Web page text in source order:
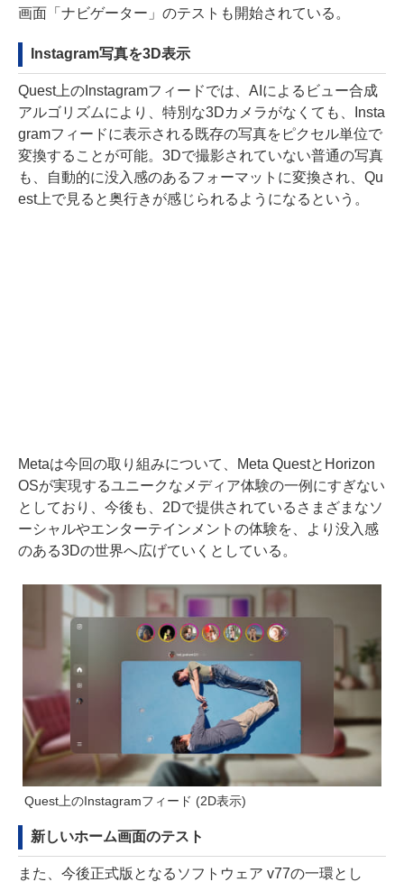
画面「ナビゲーター」のテストも開始されている。
Instagram写真を3D表示
Quest上のInstagramフィードでは、AIによるビュー合成
アルゴリズムにより、特別な3Dカメラがなくても、Insta
gramフィードに表示される既存の写真をピクセル単位で
変換することが可能。3Dで撮影されていない普通の写真
も、自動的に没入感のあるフォーマットに変換され、Qu
est上で見ると奥行きが感じられるようになるという。
Metaは今回の取り組みについて、Meta QuestとHorizon
OSが実現するユニークなメディア体験の一例にすぎない
としており、今後も、2Dで提供されているさまざまなソ
ーシャルやエンターテインメントの体験を、より没入感
のある3Dの世界へ広げていくとしている。
Quest上のInstagramフィード (2D表示)
新しいホーム画面のテスト
また、今後正式版となるソフトウェア v77の一環とし